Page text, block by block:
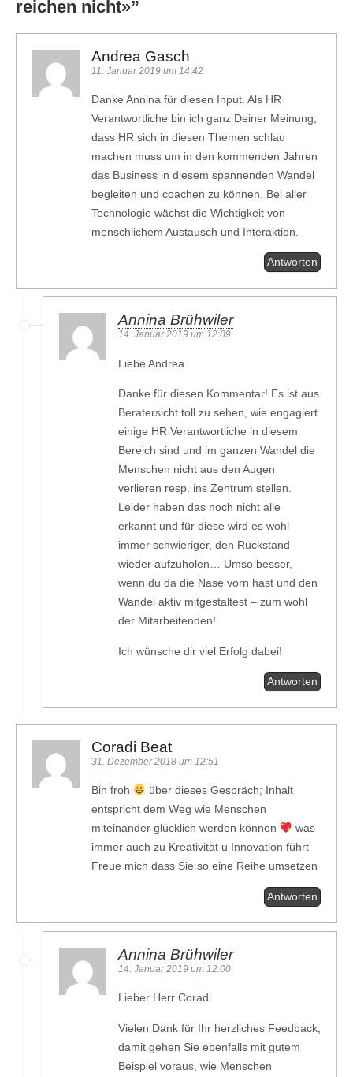
reichen nicht»”
Andrea Gasch
11. Januar 2019 um 14:42
Danke Annina für diesen Input. Als HR
Verantwortliche bin ich ganz Deiner Meinung,
dass HR sich in diesen Themen schlau
machen muss um in den kommenden Jahren
das Business in diesem spannenden Wandel
begleiten und coachen zu können. Bei aller
Technologie wächst die Wichtigkeit von
menschlichem Austausch und Interaktion.
Antworten
Annina Brühwiler
14. Januar 2019 um 12:09
Liebe Andrea
Danke für diesen Kommentar! Es ist aus
Beratersicht toll zu sehen, wie engagiert
einige HR Verantwortliche in diesem
Bereich sind und im ganzen Wandel die
Menschen nicht aus den Augen
verlieren resp. ins Zentrum stellen.
Leider haben das noch nicht alle
erkannt und für diese wird es wohl
immer schwieriger, den Rückstand
wieder aufzuholen… Umso besser,
wenn du da die Nase vorn hast und den
Wandel aktiv mitgestaltest – zum wohl
der Mitarbeitenden!
Ich wünsche dir viel Erfolg dabei!
Antworten
Coradi Beat
31. Dezember 2018 um 12:51
Bin froh
über dieses Gespräch; Inhalt
entspricht dem Weg wie Menschen
miteinander glücklich werden können
was
immer auch zu Kreativität u Innovation führt
Freue mich dass Sie so eine Reihe umsetzen
Antworten
Annina Brühwiler
14. Januar 2019 um 12:00
Lieber Herr Coradi
Vielen Dank für Ihr herzliches Feedback,
damit gehen Sie ebenfalls mit gutem
Beispiel voraus, wie Menschen